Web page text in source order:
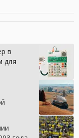
в
для